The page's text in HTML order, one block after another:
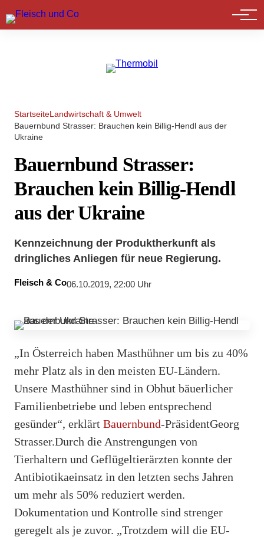
Marktführer
StartseiteLandwirtschaft & Umwelt
Bauernbund Strasser: Brauchen kein Billig-Hendl aus der
Ukraine
Bauernbund Strasser:
Brauchen kein Billig-Hendl
aus der Ukraine
Kennzeichnung der Produktherkunft als
dringliches Anliegen für neue Regierung.
Fleisch & Co06.10.2019, 22:00 Uhr
„In Österreich haben Masthühner um bis zu 40%
mehr Platz als in den meisten EU-Ländern.
Unsere Masthühner sind in Obhut bäuerlicher
Familienbetriebe und leben entsprechend
gesünder“, erklärt Bauernbund-PräsidentGeorg
Strasser.Durch die Anstrengungen von
Tierhaltern und Geflügeltierärzten konnte der
Antibiotikaeinsatz in den letzten sechs Jahren
um mehr als 50% reduziert werden.
Dokumentation und Kontrolle sind strenger
geregelt als je zuvor. „Trotzdem will die EU-